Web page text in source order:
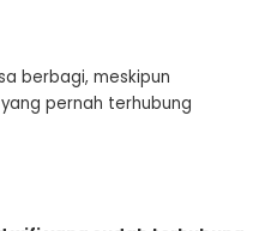
berbagi, meskipun
pernah terhubung